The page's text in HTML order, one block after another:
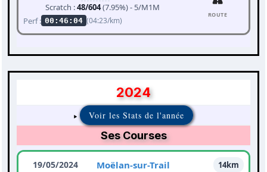
Scratch :48/604(7.95%) - 5/M1M
Perf : 00:46:04 (04:23/km)
ROUTE
2024
Voir les Stats de l'année
Ses Courses
19/05/2024 Moëlan-sur-Trail
14km